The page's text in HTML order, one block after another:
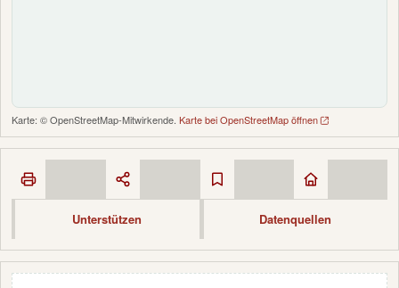
Karte: © OpenStreetMap-Mitwirkende. Karte bei OpenStreetMap öffnen
Unterstützen Datenquellen